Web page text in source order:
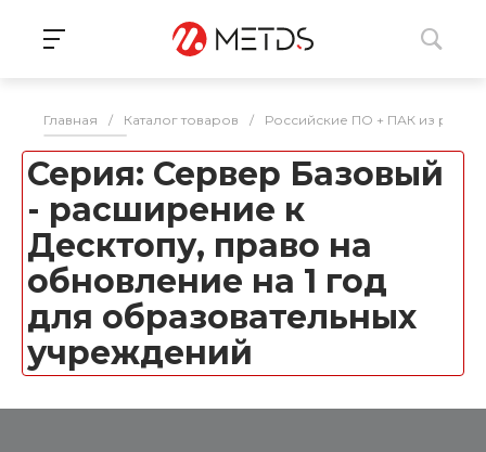
Главная / Каталог товаров / Российские ПО + ПАК из
Серия: Сервер Базовый
- расширение к
Десктопу, право на
обновление на 1 год
для образовательных
учреждений